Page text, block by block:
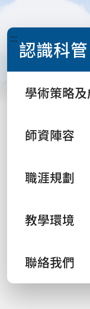
::: 認識科管
學術策略
師資陣容
職涯規劃
教學環境
聯絡我們